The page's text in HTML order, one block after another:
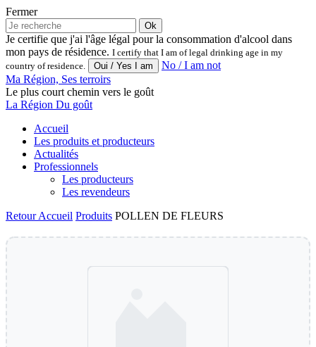
Fermer
Ok
Je certifie que j'ai l'âge légal pour la consommation d'alcool dans
mon pays de résidence. I certify that I am of legal drinking age in my
country of residence.
No / I am not
Ma Région, Ses terroirs
Le plus court chemin vers le goût
La Région Du goût
Accueil
Les produits et producteurs
Actualités
Professionnels
Les producteurs
Les revendeurs
RetourAccueil Produits POLLEN DE FLEURS